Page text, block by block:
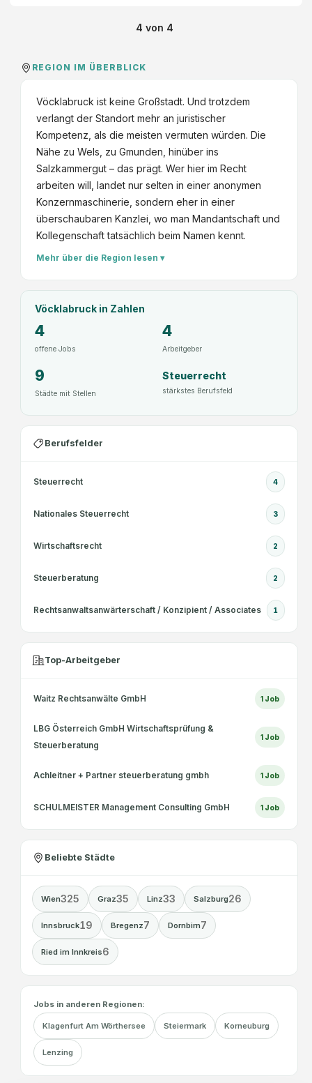
ü
4 von 4
REGION IM ÜBERBLICK
Vöcklabruck ist keine Großstadt. Und trotzdem
verlangt der Standort mehr an juristischer
Kompetenz, als die meisten vermuten würden. Die
Nähe zu Wels, zu Gmunden, hinüber ins
Salzkammergut – das prägt. Wer hier im Recht
arbeiten will, landet nur selten in einer anonymen
Konzernmaschinerie, sondern eher in einer
überschaubaren Kanzlei, wo man Mandantschaft und
Kollegenschaft tatsächlich beim Namen kennt.
Mehr über die Region lesen ▾
Vöcklabruckin Zahlen
4
offene Jobs
4
Arbeitgeber
9
Städte mit Stellen
Steuerrecht
stärkstes Berufsfeld
Berufsfelder
Steuerrecht 4
Nationales Steuerrecht 3
Wirtschaftsrecht 2
Steuerberatung 2
Rechtsanwaltsanwärterschaft / Konzipient / Associates 1
Top-Arbeitgeber
Waitz Rechtsanwälte GmbH 1 Job
LBG Österreich GmbH Wirtschaftsprüfung &
Steuerberatung
1 Job
Achleitner + Partner steuerberatung gmbh 1 Job
SCHULMEISTER Management Consulting GmbH 1 Job
Beliebte Städte
Wien325 Graz35 Linz33 Salzburg26
Innsbruck19 Bregenz7 Dornbirn7
Ried im Innkreis6
Jobs in anderen Regionen:
Klagenfurt Am Wörthersee Steiermark Korneuburg
Lenzing